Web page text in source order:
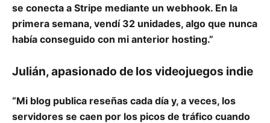
se conecta a Stripe mediante un webhook. En la
primera semana, vendí 32 unidades, algo que nunca
había conseguido con mi anterior hosting.”
Julián, apasionado de los videojuegos indie
“Mi blog publica reseñas cada día y, a veces, los
servidores se caen por los picos de tráfico cuando